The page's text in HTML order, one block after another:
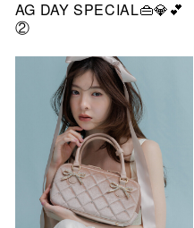
AG DAY SPECIAL👜💎💕
②